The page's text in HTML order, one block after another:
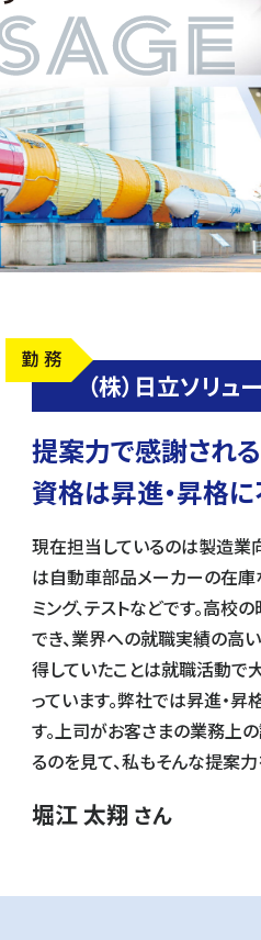
（株）日立ソリ
提案力で感謝され
資格は昇進・昇格
現在担当しているのは製造業
は自動車部品メーカーの在庫
ミング、テストなどです。高
でき、業界への就職実績の高
得していたことは就職活動で
っています。弊社では昇進・
す。上司がお客さまの業務上
るのを見て、私もそんな提案
堀江 太翔 さん